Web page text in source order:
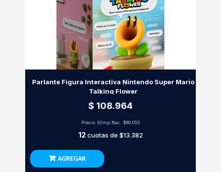
Parlante Figura Interactiva Nintendo Super Mario
Talking Flower
$ 108.964
Precio S/Imp.Nac. $90.053
12cuotas de $13.382
AGREGAR